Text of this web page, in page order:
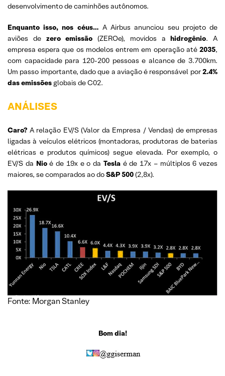
desenvolvimento de caminhões autônomos.
Enquanto isso, nos céus… A Airbus anunciou seu projeto de
aviões de zero emissão (ZEROe), movidos ahidrogênio. A
empresa espera que os modelos entrem em operação até 2035,
com capacidade para 120-200 pessoas e alcance de 3.700km.
Um passo importante, dado que a aviação é responsável por2.4%
das emissões globais de C02.
ANÁLISES
Caro? A relação EV/S (Valor da Empresa / Vendas) de empresas
ligadas à veículos elétricos (montadoras, produtoras de baterias
elétricas e produtos químicos) segue elevada. Por exemplo, o
EV/S da Nioé de 19x e o da Tesla é de 17x – múltiplos 6 vezes
maiores, se comparados ao doS&P 500(2,8x).
Fonte: Morgan Stanley
Bom dia!